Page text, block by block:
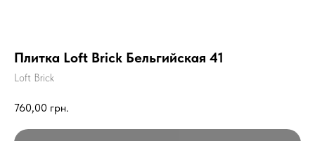
Плитка Loft Brick Бельгийская 41
Loft Brick
760,00 грн.